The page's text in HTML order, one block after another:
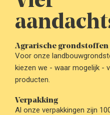
Agrarische grondstoffen
Voor onze
kiezen we - waar mogelijk -
producten.
Verpakking
Al onze verpakkingen zijn